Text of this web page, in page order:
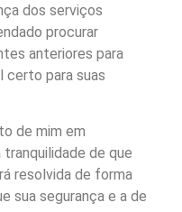
dos serviços
procurar
anteriores para
certo para suas
de mim em
de que
resolvida de forma
sua segurança e a de